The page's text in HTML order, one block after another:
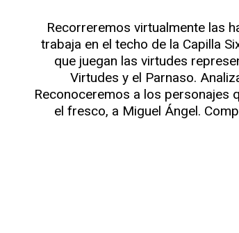
Recorreremos virtualmente las
trabaja en el techo de la Capilla
que juegan las virtudes
Virtudes y el Parnaso.
Reconoceremos a los personajes
el fresco, a Miguel Ángel.